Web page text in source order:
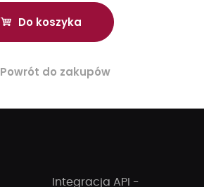
Powrót do zakupów
Integracja API -